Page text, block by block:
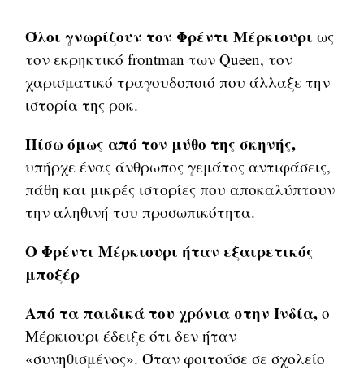
Όλοι γνωρίζουν τον Φρέντι Μέρκιουρι ως
τον εκρηκτικό frontman των Queen, τον
χαρισματικό τραγουδοποιό που άλλαξε την
ιστορία της ροκ.
Πίσω όμως από τον μύθο της σκηνής,
υπήρχε ένας άνθρωπος γεμάτος αντιφάσεις,
πάθη και μικρές ιστορίες που αποκαλύπτουν
την αληθινή του προσωπικότητα.
Ο Φρέντι Μέρκιουρι ήταν εξαιρετικός
μποξέρ
Από τα παιδικά του χρόνια στην Ινδία,ο
Μέρκιουρι έδειξε ότι δεν ήταν
«συνηθισμένος». Όταν φοιτούσε σε σχολείο